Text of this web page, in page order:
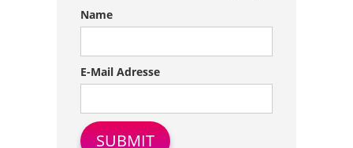
Name
E-Mail Adresse